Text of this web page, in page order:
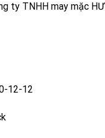
ty TNHH may mặc
12-12